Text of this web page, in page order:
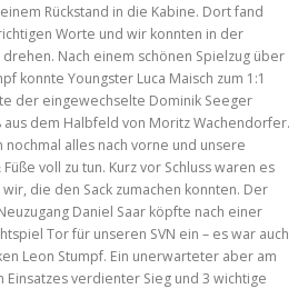
Rückstand in die Kabine. Dort fand
Worte und wir konnten in der
Nach einem schönen Spielzug über
konnte Youngster Luca Maisch zum 1:1
der eingewechselte Dominik Seeger
aus dem Halbfeld von Moritz Wachendorfer.
nochmal alles nach vorne und unsere
voll zu tun. Kurz vor Schluss waren es
die den Sack zumachen konnten. Der
Daniel Saar köpfte nach einer
Tor für unseren SVN ein – es war auch
Leon Stumpf. Ein unerwarteter aber am
Einsatzes verdienter Sieg und 3 wichtige